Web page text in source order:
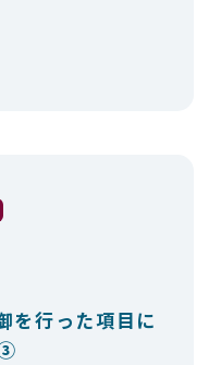
行った項目に